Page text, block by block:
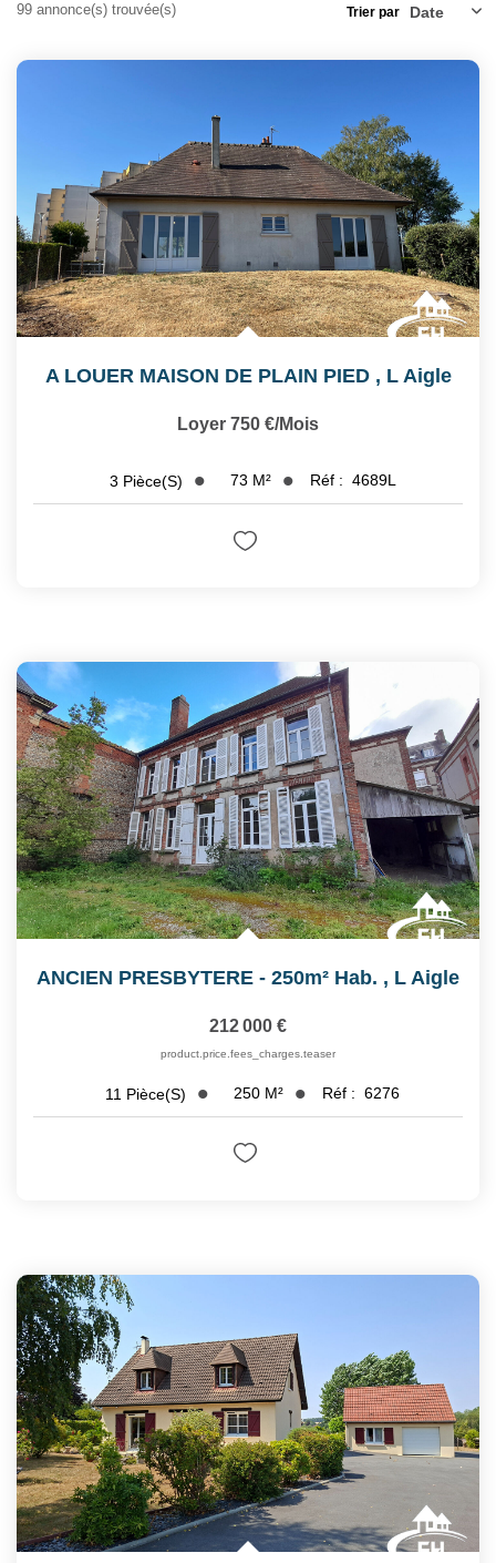
CONTACT
EXTRANET
99 annonce(s) trouvée(s) Trier par
A LOUER MAISON DE PLAIN PIED , L Aigle
Loyer 750 €/mois
3 Pièce(s) 73 M² Réf : 4689L
ANCIEN PRESBYTERE - 250m² Hab. , L Aigle
212 000 €
product.price.fees_charges.teaser
11 Pièce(s) 250 M² Réf : 6276